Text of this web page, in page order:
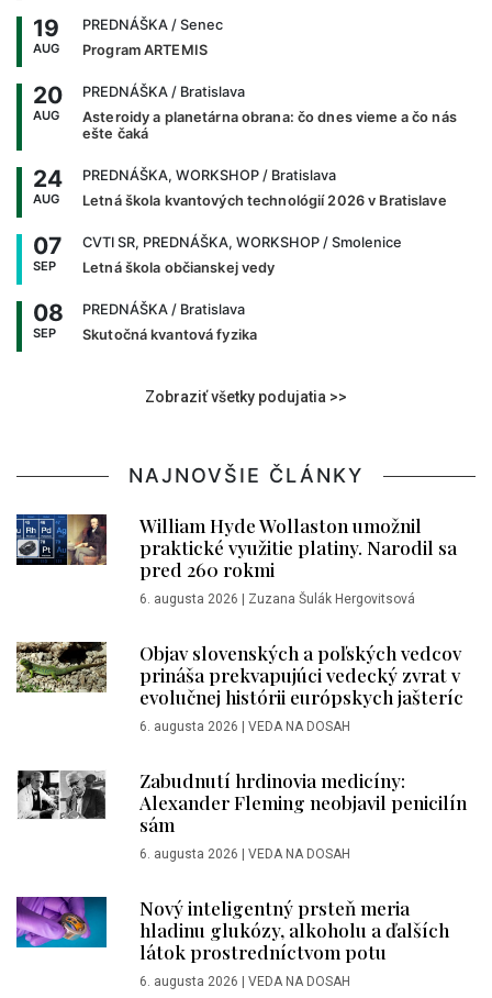
19
AUG
PREDNÁŠKA / Senec
Program ARTEMIS
20
AUG
PREDNÁŠKA / Bratislava
Asteroidy a planetárna obrana: čo dnes vieme a čo nás
ešte čaká
24
AUG
PREDNÁŠKA, WORKSHOP / Bratislava
Letná škola kvantových technológií 2026 v Bratislave
07
SEP
CVTI SR, PREDNÁŠKA, WORKSHOP / Smolenice
Letná škola občianskej vedy
08
SEP
PREDNÁŠKA / Bratislava
Skutočná kvantová fyzika
Zobraziť všetky podujatia >>
NAJNOVŠIE ČLÁNKY
William Hyde Wollaston umožnil
praktické využitie platiny. Narodil sa
pred 260 rokmi
6. augusta 2026 | Zuzana Šulák Hergovitsová
Objav slovenských a poľských vedcov
prináša prekvapujúci vedecký zvrat v
evolučnej histórii európskych jašteríc
6. augusta 2026 | VEDA NA DOSAH
Zabudnutí hrdinovia medicíny:
Alexander Fleming neobjavil penicilín
sám
6. augusta 2026 | VEDA NA DOSAH
Nový inteligentný prsteň meria
hladinu glukózy, alkoholu a ďalších
látok prostredníctvom potu
6. augusta 2026 | VEDA NA DOSAH